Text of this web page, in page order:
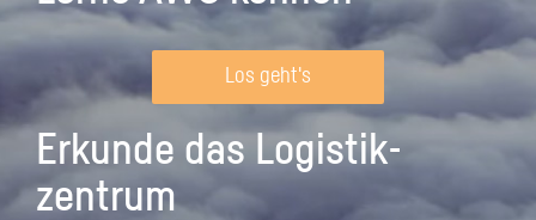
Los geht's
Erkunde das Logistik­
zentrum